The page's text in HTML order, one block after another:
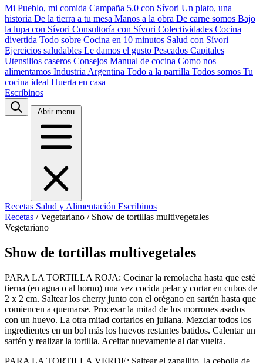
Mi Pueblo, mi comida Campaña 5.0 con Sívori Un plato, una
historia De la tierra a tu mesa Manos a la obra De carne somos Bajo
la lupa con Sívori Consultoría con Sívori Colectividades Cocina
divertida Todo sobre Cocina en 10 minutos Salud con Sívori
Ejercicios saludables Le damos el gusto Pescados Capitales
Utensilios caseros Consejos Manual de cocina Como nos
alimentamos Industria Argentina Todo a la parrilla Todos somos Tu
cocina ideal Huerta en casa
Escribinos
Abrir menu
Recetas Salud y Alimentación Escribinos
Recetas / Vegetariano / Show de tortillas multivegetales
Vegetariano
Show de tortillas multivegetales
PARA LA TORTILLA ROJA: Cocinar la remolacha hasta que esté
tierna (en agua o al horno) una vez cocida pelar y cortar en cubos de
2 x 2 cm. Saltear los cherry junto con el orégano en sartén hasta que
comiencen a quemarse. Procesar la mitad de los morrones asados
con un huevo. La otra mitad cortarlos en juliana. Mezclar todos los
ingredientes en un bol más los huevos restantes batidos. Calentar un
sartén y realizar la tortilla. Aceitar nuevamente al dar vuelta.
PARA LA TORTILLA VERDE: Saltear el zapallito, la cebolla de